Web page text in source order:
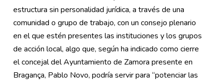
estructura sin personalidad jurídica, a través de una
comunidad o grupo de trabajo, con un consejo plenario
en el que estén presentes las instituciones y los grupos
de acción local, algo que, según ha indicado como cierre
el concejal del Ayuntamiento de Zamora presente en
Bragança, Pablo Novo, podría servir para “potenciar las